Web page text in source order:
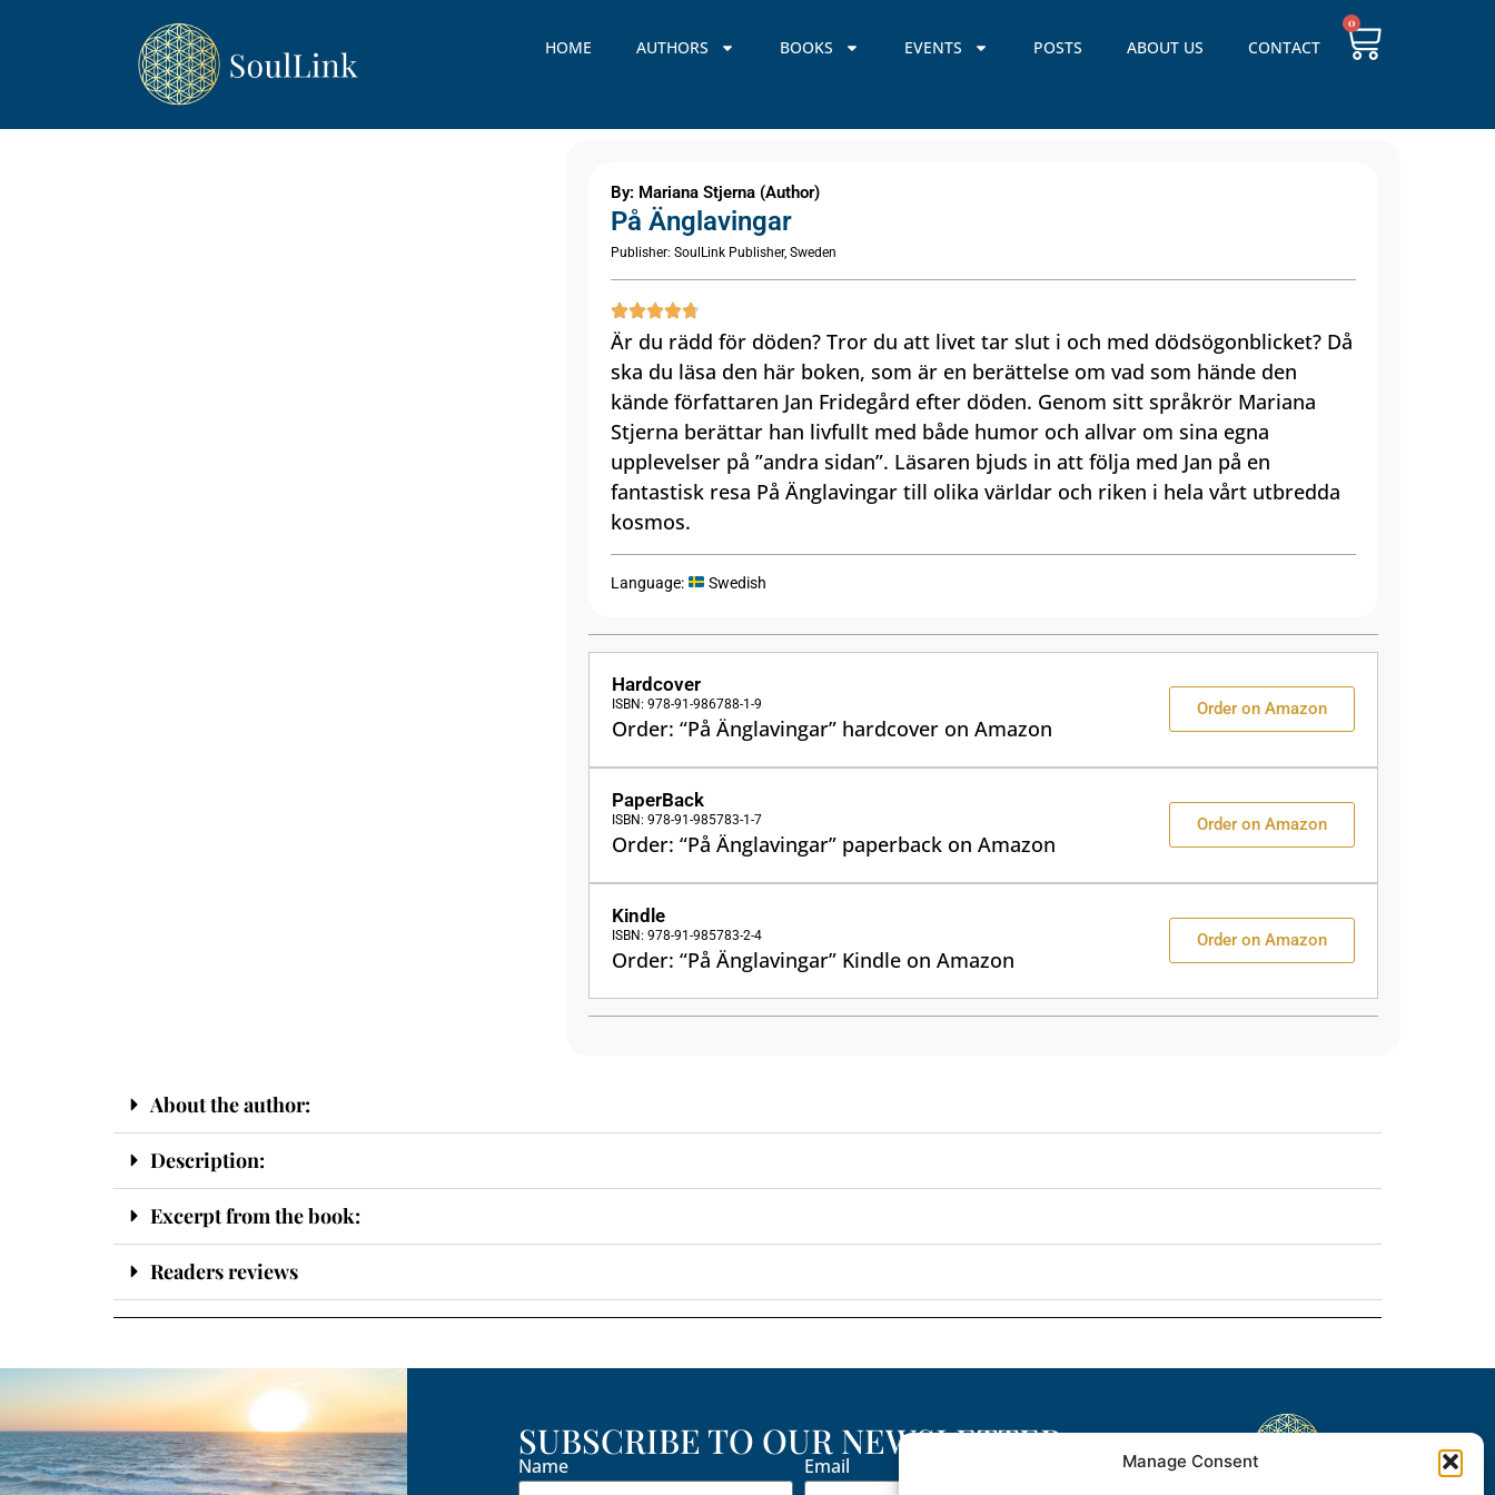
Manage Consent
0
HOME AUTHORS BOOKS EVENTS POSTS ABOUT US CONTACT
By: Mariana Stjerna (Author)
På Änglavingar
Publisher: SoulLink Publisher, Sweden
Är du rädd för döden? Tror du att livet tar slut i och med dödsögonblicket? Då
ska du läsa den här boken, som är en berättelse om vad som hände den
kände författaren Jan Fridegård efter döden. Genom sitt språkrör Mariana
Stjerna berättar han livfullt med både humor och allvar om sina egna
upplevelser på ”andra sidan”. ‎Läsaren bjuds in att följa med Jan på en
fantastisk resa ‎‎På Änglavingar‎‎ till olika världar och riken i hela vårt utbredda
kosmos.
Language: Swedish
Hardcover
ISBN: 978-91-986788-1-9
Order: “På Änglavingar” hardcover on Amazon
Order on Amazon
PaperBack
ISBN: 978-91-985783-1-7
Order: “På Änglavingar” paperback on Amazon
Order on Amazon
Kindle
ISBN: 978-91-985783-2-4
Order: “På Änglavingar” Kindle on Amazon
Order on Amazon
About the author:
Description:
Excerpt from the book:
Readers reviews
SUBSCRIBE TO OUR NEWSLETTER
Name Email